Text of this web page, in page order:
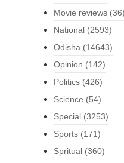
Movie reviews (36)
National (2593)
Odisha (14643)
Opinion (142)
Politics (426)
Science (54)
Special (3253)
Sports (171)
Spritual (360)